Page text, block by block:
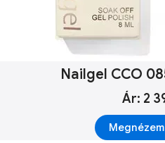
Nailgel CCO
Ár: 2
Megnézem